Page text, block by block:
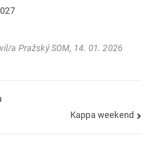
a Pražský SOM, 14. 01. 2026
Kappa weekend